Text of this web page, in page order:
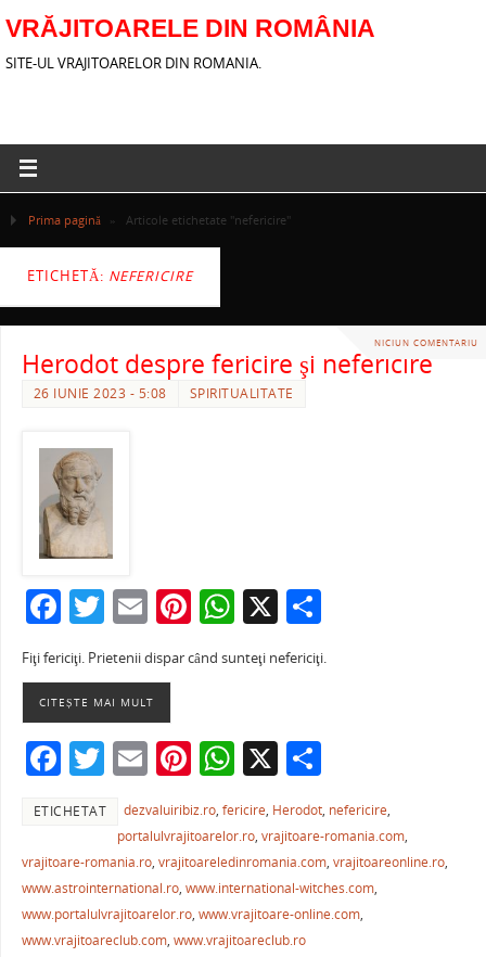
VRĂJITOARELE DIN ROMÂNIA
SITE-UL VRAJITOARELOR DIN ROMANIA.
Prima pagină » Articole etichetate "nefericire"
ETICHETĂ: NEFERICIRE
NICIUN COMENTARIU
Herodot despre fericire şi nefericire
26 IUNIE 2023 - 5:08 SPIRITUALITATE
F
a
c
e
b
o
o
k
T
w
itt
er
E
m
ai
l
Pi
nt
er
st
W
at
A
p
p
X P
ar
ta
a
ză
Fiţi fericiţi. Prietenii dispar când sunteţi nefericiţi.
CITEȘTE MAI MULT
F
c
e
b
o
T
w
itt
er
E
m
ai
l
Pi
nt
er
e
st
W
h
at
s
A
p
X P
ar
ta
je
a
ză
ETICHETAT dezvaluiribiz.ro,fericire, Herodot, nefericire,
portalulvrajitoarelor.ro,vrajitoare-romania.com,
vrajitoare-romania.ro, vrajitoareledinromania.com, vrajitoareonline.ro,
www.astrointernational.ro, www.international-witches.com,
www.portalulvrajitoarelor.ro, www.vrajitoare-online.com,
www.vrajitoareclub.com, www.vrajitoareclub.ro